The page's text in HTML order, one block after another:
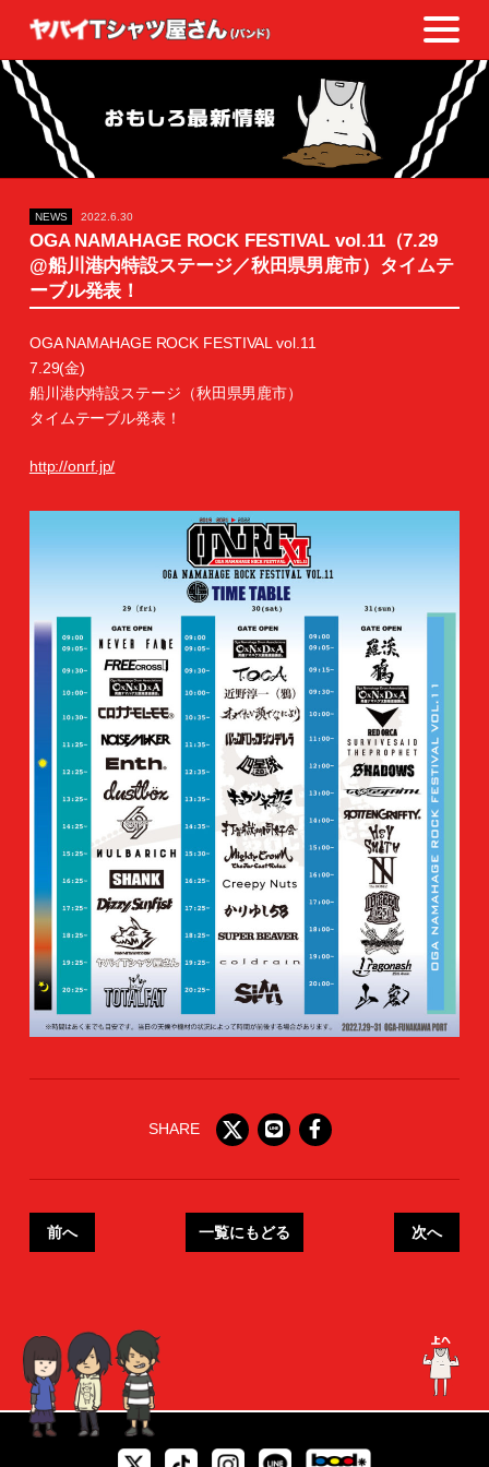
NEWS 2022.6.30
OGA NAMAHAGE ROCK FESTIVAL vol.11（7.29
@船川港内特設ステージ／秋田県男鹿市）タイムテ
ーブル発表！
OGA NAMAHAGE ROCK FESTIVAL vol.11
7.29(金)
船川港内特設ステージ（秋田県男鹿市）
タイムテーブル発表！
http://onrf.jp/
SHARE
前へ 一覧にもどる 次へ